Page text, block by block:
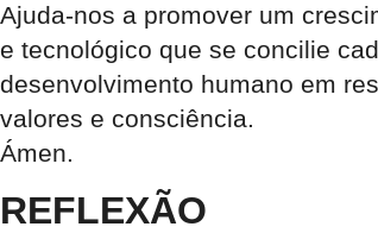
Ajuda-nos a promover um
e tecnológico que se concilie
desenvolvimento humano em
valores e consciência.
Ámen.
REFLEXÃO